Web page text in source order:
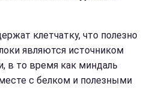
клетчатку, что полезно
являются источником
в то время как миндаль
с белком и полезными